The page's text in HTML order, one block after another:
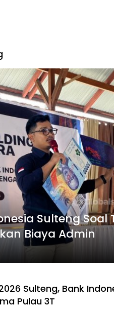
Sulteng Soal
Biaya Admin
2026 Sulteng, Bank
Pulau 3T